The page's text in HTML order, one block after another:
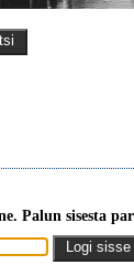
Palun sisesta